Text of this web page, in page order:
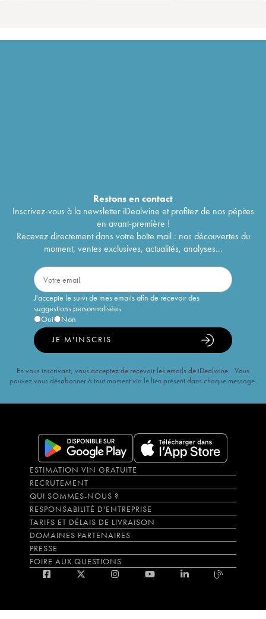
Restons encontact
Inscrivez-vous à la newsletter iDealwine et profitez de nos pépites
en avant-première !
Recevez directement dans votre boîte mail : nos découvertes du
moment, ventes exclusives, actualités, analyses...
J'accepte le suivi de mes emails afin de recevoir des
suggestions personnalisées
Oui
Non
JE M'INSCRIS
En vous inscrivant, vous acceptez de recevoir les emails de iDealwine. Vous
pouvez vous désabonner à tout moment via le lien présent dans chaque message.
ESTIMATION VIN GRATUITE
RECRUTEMENT
QUI SOMMES-NOUS ?
RESPONSABILITÉ D'ENTREPRISE
TARIFS ET DÉLAIS DE LIVRAISON
DOMAINES PARTENAIRES
PRESSE
FOIRE AUX QUESTIONS